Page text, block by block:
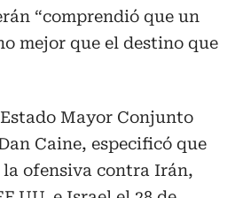
“comprendió que un
mejor que el destino que
Mayor Conjunto
Caine, especificó que
la ofensiva contra Irán,